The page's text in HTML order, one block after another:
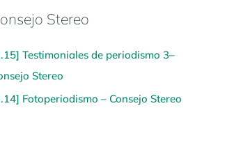
Stereo
Testimoniales de periodismo 3–
Stereo
Fotoperiodismo – Consejo Stereo